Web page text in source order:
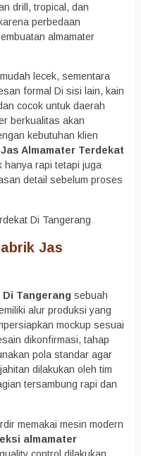
drill, tropical, dan
perbedaan
almamater
lecek, sementara
formal Di sisi lain, kain
cocok untuk daerah
berkualitas akan
kebutuhan klien
Almamater Terdekat
hanya rapi tetapi juga
detail sebelum proses
Jas
Tangerang sebuah
alur produksi yang
mockup sesuai
dikonfirmasi, tahap
pola standar agar
dilakukan oleh tim
tersambung rapi dan
memakai mesin modern
almamater
control dilakukan